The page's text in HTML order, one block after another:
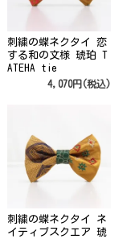
刺繍の蝶ネクタイ 恋
する和の文様 琥珀 T
ATEHA tie
4,070円(税込)
刺繍の蝶ネクタイ ネ
イティブスクエア 琥